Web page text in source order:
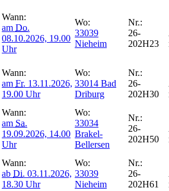
Wann:
am Do.
08.10.2026, 19.00
Uhr
Wo:
33039
Nieheim
Nr.:
26-
202H23
Wann:
am Fr. 13.11.2026,
19.00 Uhr
Wo:
33014 Bad
Driburg
Nr.:
26-
202H30
Wann:
am Sa.
19.09.2026, 14.00
Uhr
Wo:
33034
Brakel-
Bellersen
Nr.:
26-
202H50
Wann:
ab Di. 03.11.2026,
18.30 Uhr
Wo:
33039
Nieheim
Nr.:
26-
202H61